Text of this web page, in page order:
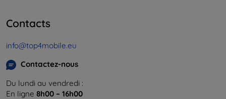
Contacts
info@top4mobile.eu
Contactez-nous
Du lundi au vendredi :
En ligne 8h00 – 16h00